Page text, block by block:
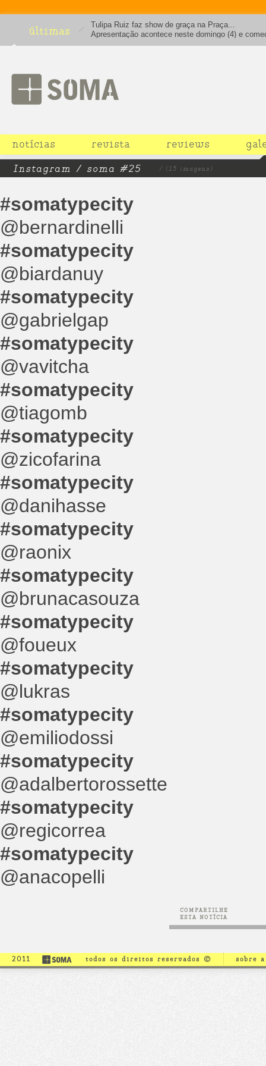
últimas
Tulipa Ruiz faz show de graça na Praça...
Apresentação acontece neste domingo (4) e
16h
notícias revista reviews
Instagram / soma #25 / (15 imagens)
#somatypecity
@bernardinelli
#somatypecity
@biardanuy
#somatypecity
@gabrielgap
#somatypecity
@vavitcha
#somatypecity
@tiagomb
#somatypecity
@zicofarina
#somatypecity
@danihasse
#somatypecity
@raonix
#somatypecity
@brunacasouza
#somatypecity
@foueux
#somatypecity
@lukras
#somatypecity
@emiliodossi
#somatypecity
@adalbertorossette
#somatypecity
@regicorrea
#somatypecity
@anacopelli
COMPARTILHE
ESTA NOTÍCIA
2011 todos os direitos reservados © sobre